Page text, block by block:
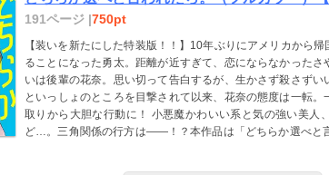
191ページ |750pt
【装いを新たにした特装版！！】10年ぶりにアメリカから
ることになった勇太。距離が近すぎて、恋にならなかった
いは後輩の花奈。思い切って告白するが、生かさず殺さず
といっしょのところを目撃されて以来、花奈の態度は一転
取りから大胆な行動に！ 小悪魔かわいい系と気の強い美人
ど…。三角関係の行方は――！？本作品は「どちらか選べと